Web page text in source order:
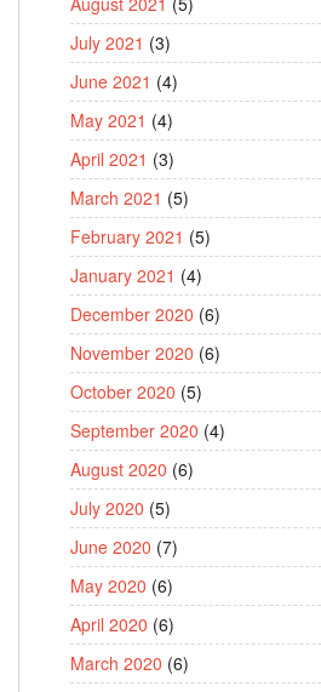
July 2021 (3)
June 2021 (4)
May 2021 (4)
April 2021 (3)
March 2021 (5)
February 2021 (5)
January 2021 (4)
December 2020 (6)
November 2020 (6)
October 2020 (5)
September 2020 (4)
August 2020 (6)
July 2020 (5)
June 2020 (7)
May 2020 (6)
April 2020 (6)
March 2020 (6)